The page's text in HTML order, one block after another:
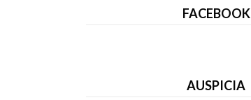
FACEBOOK
AUSPICIA